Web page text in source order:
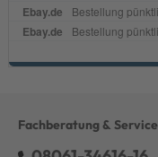
Fachberatung & Service